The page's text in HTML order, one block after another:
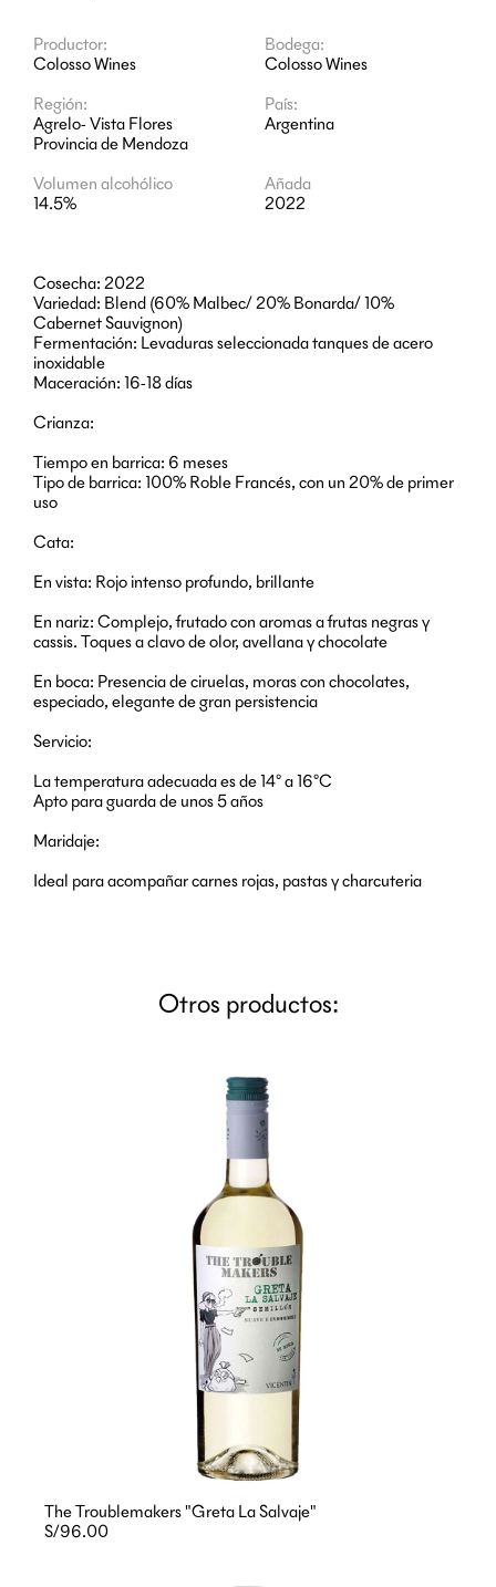
Productor:
Colosso Wines
Bodega:
Colosso Wines
Región:
Agrelo- Vista Flores
Provincia de Mendoza
País:
Argentina
Volumen alcohólico
14.5%
Añada
2022
Cosecha: 2022
Variedad: Blend (60% Malbec/ 20% Bonarda/ 10%
Cabernet Sauvignon)
Fermentación: Levaduras seleccionada tanques de acero
inoxidable
Maceración: 16-18 días
Crianza:
Tiempo en barrica: 6 meses
Tipo de barrica: 100% Roble Francés, con un 20% de primer
uso
Cata:
En vista: Rojo intenso profundo, brillante
En nariz: Complejo, frutado con aromas a frutas negras y
cassis. Toques a clavo de olor, avellana y chocolate
En boca: Presencia de ciruelas, moras con chocolates,
especiado, elegante de gran persistencia
Servicio:
La temperatura adecuada es de 14° a 16°C
Apto para guarda de unos 5 años
Maridaje:
Ideal para acompañar carnes rojas, pastas y charcuteria
Otros productos:
The Troublemakers "Greta La Salvaje"
S/96.00